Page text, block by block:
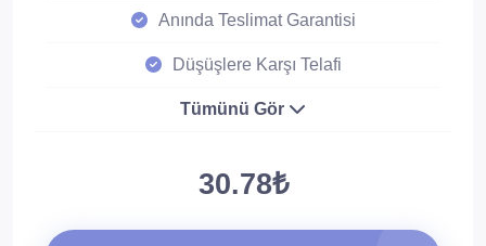
Anında Teslimat Garantisi
Düşüşlere Karşı Telafi
Tümünü Gör
30.78₺